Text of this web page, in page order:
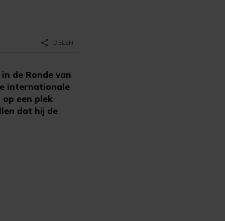
de Ronde van
internationale
een plek
dat hij de
share DELEN